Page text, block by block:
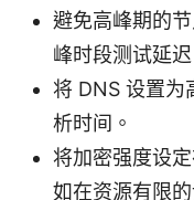
避免高峰期的
峰时段测试延迟
将 DNS 设置为
析时间。
将加密强度设
如在资源有限